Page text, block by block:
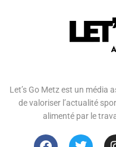
Let’s Go Metz est un média
de valoriser l’actualité
alimenté par le